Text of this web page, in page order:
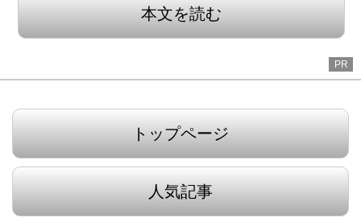
本文を読む
PR
トップページ
人気記事